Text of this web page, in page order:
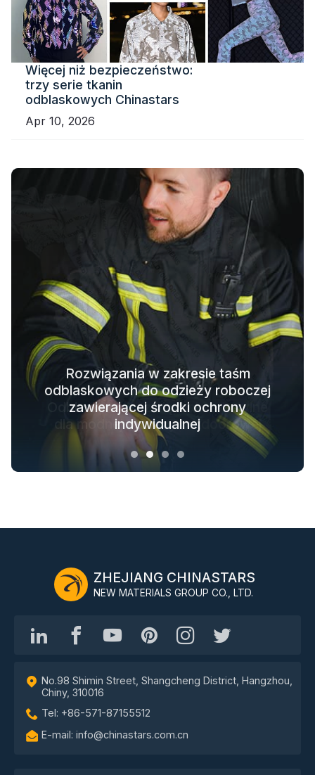
Więcej niż bezpieczeństwo:
trzy serie tkanin
odblaskowych Chinastars
Apr 10, 2026
Rozwiązania w zakresie taśm
odblaskowych do odzieży roboczej
zawierającej środki ochrony
indywidualnej
Odblaskowe rozwiązania tekstylne
dla modnej odzieży outdoorowej
Świecące w ciemności rozwiązania
materiałowe do odzieży wierzchniej
Rozwiązania w zakresie odzieży
ochronnej dla całego łańcucha
branżowego
ZHEJIANG CHINASTARS
NEW MATERIALS GROUP CO., LTD.
No.98 Shimin Street, Shangcheng District, Hangzhou,
Chiny, 310016
Tel: +86-571-87155512
E-mail: info@chinastars.com.cn